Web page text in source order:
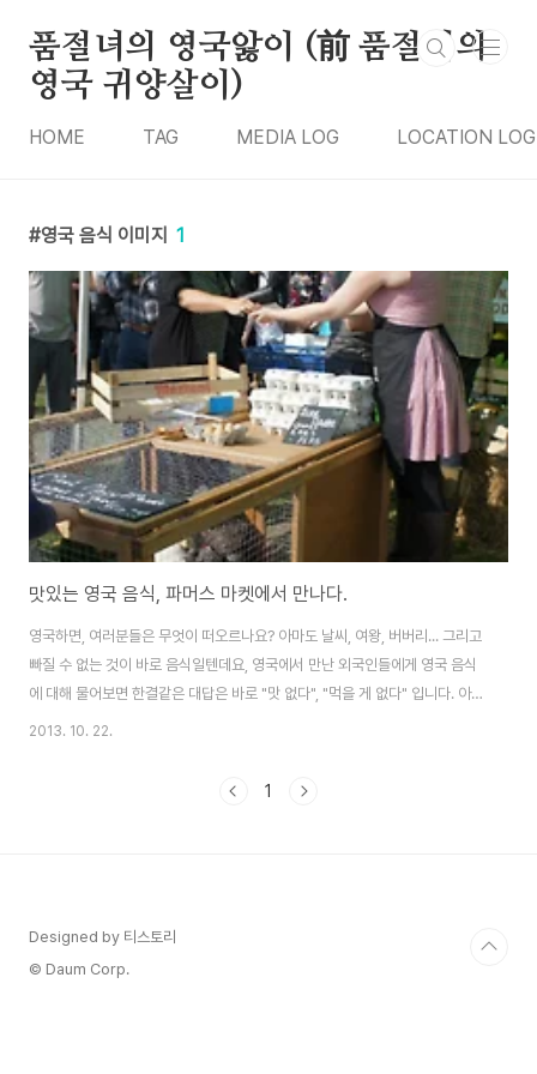
품절녀의 영국앓이 (前 품절녀의
영국 귀양살이)
HOME TAG MEDIA LOG LOCATION LOG
영국 음식 이미지 1
맛있는 영국 음식, 파머스 마켓에서 만나다.
영국하면, 여러분들은 무엇이 떠오르나요? 아마도 날씨, 여왕, 버버리... 그리고
빠질 수 없는 것이 바로 음식일텐데요, 영국에서 만난 외국인들에게 영국 음식
에 대해 물어보면 한결같은 대답은 바로 "맛 없다", "먹을 게 없다" 입니다. 아마
도 영국 음식이 맛 없다는 평을 받는 이유는 영국인의 보수적인 입맛과 새로운
영국 음식에는 큰 차이가 없는 것 같거든요. 차라리 저는 영국 음식이 딱히 맛
2013. 10. 22.
1
Designed by 티스토리
© Daum Corp.